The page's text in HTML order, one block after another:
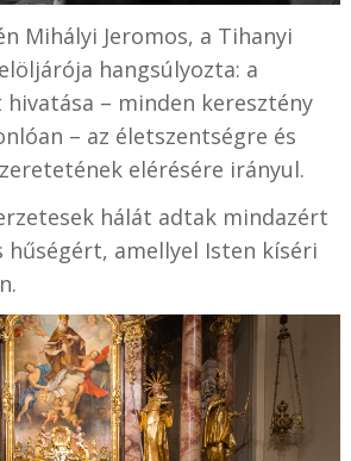
Mihályi Jeromos, a Tihanyi
hangsúlyozta: a
– minden keresztény
– az életszentségre és
elérésére irányul.
hálát adtak mindazért
hűségért, amellyel Isten kíséri